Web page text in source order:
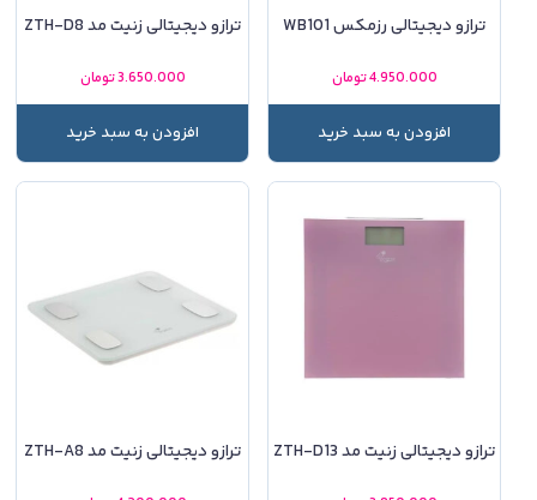
ترازو دیجیتالی رزمکس WB101
4.950.000تومان
افزودن به سبد خرید
ترازو دیجیتالی زنیت مد ZTH-D8
3.650.000تومان
افزودن به سبد خرید
ترازو دیجیتالی زنیت مد ZTH-D13 ترازو دیجیتالی زنیت مد ZTH-A8